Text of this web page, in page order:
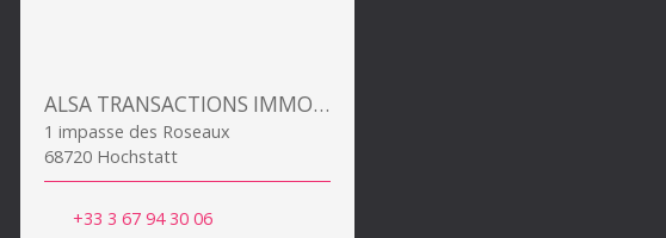
ALSA TRANSACTIONS IMMOBILIERES
1 impasse des Roseaux
68720 Hochstatt
+33 3 67 94 30 06